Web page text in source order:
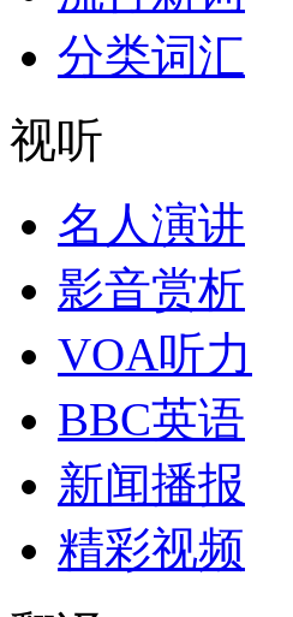
分类词汇
视听
名人演讲
影音赏析
VOA听力
BBC英语
新闻播报
精彩视频